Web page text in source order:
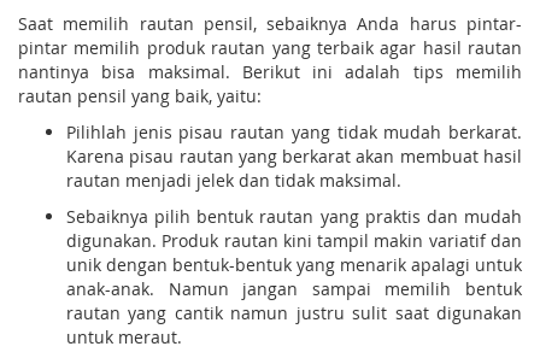
Saat memilih rautan pensil, sebaiknya Anda harus pintar-
pintar memilih produk rautan yang terbaik agar hasil rautan
nantinya bisa maksimal. Berikut ini adalah tips memilih
rautan pensil yang baik, yaitu:
Pilihlah jenis pisau rautan yang tidak mudah berkarat.
Karena pisau rautan yang berkarat akan membuat hasil
rautan menjadi jelek dan tidak maksimal.
Sebaiknya pilih bentuk rautan yang praktis dan mudah
digunakan. Produk rautan kini tampil makin variatif dan
unik dengan bentuk-bentuk yang menarik apalagi untuk
anak-anak. Namun jangan sampai memilih bentuk
rautan yang cantik namun justru sulit saat digunakan
untuk meraut.